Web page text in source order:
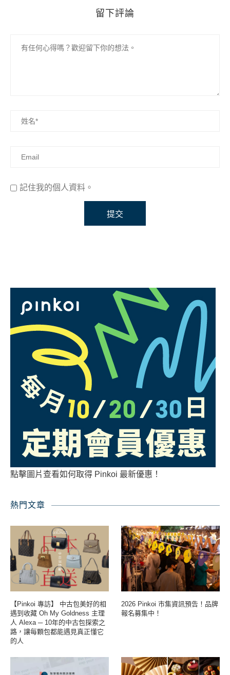
留下評論
記住我的個人資料。
點擊圖片查看如何取得 Pinkoi 最新優惠！
熱門文章
【Pinkoi 專訪】 中古包美好的相
遇到收藏 Oh My Goldness 主理
人 Alexa ─ 10年的中古包探索之
路，讓每顆包都能遇見真正懂它
的人
2026 Pinkoi 市集資訊預告！品牌
報名募集中！